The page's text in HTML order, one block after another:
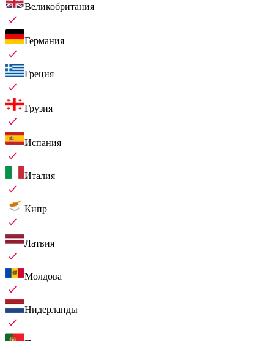
Великобритания
Германия
Греция
Грузия
Испания
Италия
Кипр
Латвия
Молдова
Нидерланды